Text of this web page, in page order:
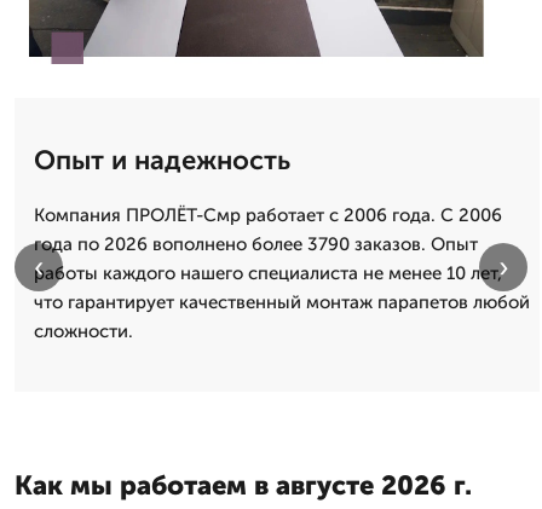
Опыт и надежность
Компания ПРОЛЁТ-Смр работает с 2006 года. С 2006
года по 2026 вополнено более 3790 заказов. Опыт
работы каждого нашего специалиста не менее 10 лет,
что гарантирует качественный монтаж парапетов любой
сложности.
‹ ›
Как мы работаем в августе 2026 г.